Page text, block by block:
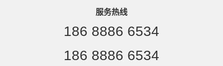
服务热线
186 8886 6534
186 8886 6534